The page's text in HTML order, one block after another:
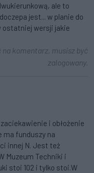
ale to
jest... w planie do
ostatniej wersji jakie
na komentarz, musisz być
zalogowany.
i obłożenie
ma funduszy na
innej N. Jest też
Muzeum Techniki i
stoi 102 i tylko stoi.W